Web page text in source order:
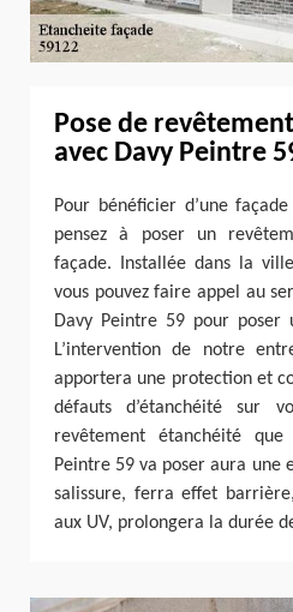
Pose de
avec Davy Peintre
Pour bénéficier d’une
pensez à poser un
façade. Installée dans la
vous pouvez faire appel au
Davy Peintre 59 pour poser
L’intervention de notre
apportera une protection et
défauts d’étanchéité sur
revêtement étanchéité
Peintre 59 va poser aura une
salissure, ferra effet
aux UV, prolongera la durée